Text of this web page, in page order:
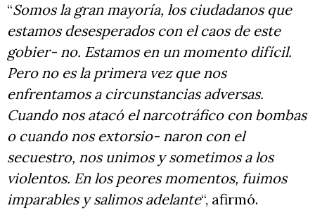
“Somos la gran mayoría, los ciudadanos que
estamos desesperados con el caos de este
gobier- no. Estamos en un momento difícil.
Pero no es la primera vez que nos
enfrentamos a circunstancias adversas.
Cuando nos atacó el narcotráfico con bombas
o cuando nos extorsio- naron con el
secuestro, nos unimos y sometimos a los
violentos. En los peores momentos, fuimos
imparables y salimos adelante“, afirmó.